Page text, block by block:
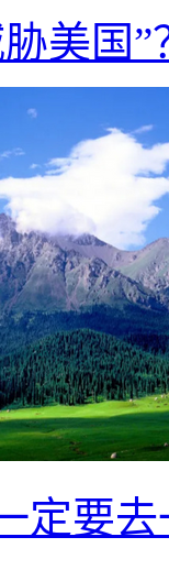
美国”
定要